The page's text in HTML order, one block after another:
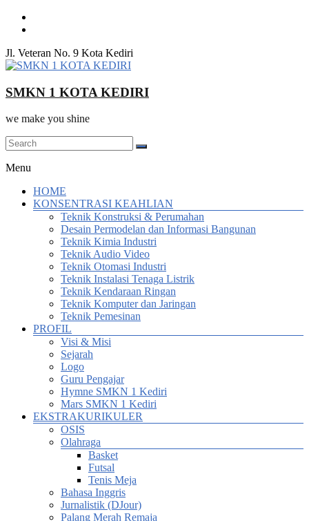
Skip
Jl. Veteran No. 9 Kota Kediri
SMKN 1 KOTA KEDIRI
we make you shine
Menu
HOME
KONSENTRASI KEAHLIAN
Teknik Konstruksi & Perumahan
Desain Permodelan dan Informasi Bangunan
Teknik Kimia Industri
Teknik Audio Video
Teknik Otomasi Industri
Teknik Instalasi Tenaga Listrik
Teknik Kendaraan Ringan
Teknik Komputer dan Jaringan
Teknik Pemesinan
PROFIL
Visi & Misi
Sejarah
Logo
Guru Pengajar
Hymne SMKN 1 Kediri
Mars SMKN 1 Kediri
EKSTRAKURIKULER
OSIS
Olahraga
Basket
Futsal
Tenis Meja
Bahasa Inggris
Jurnalistik (DJour)
Palang Merah Remaja